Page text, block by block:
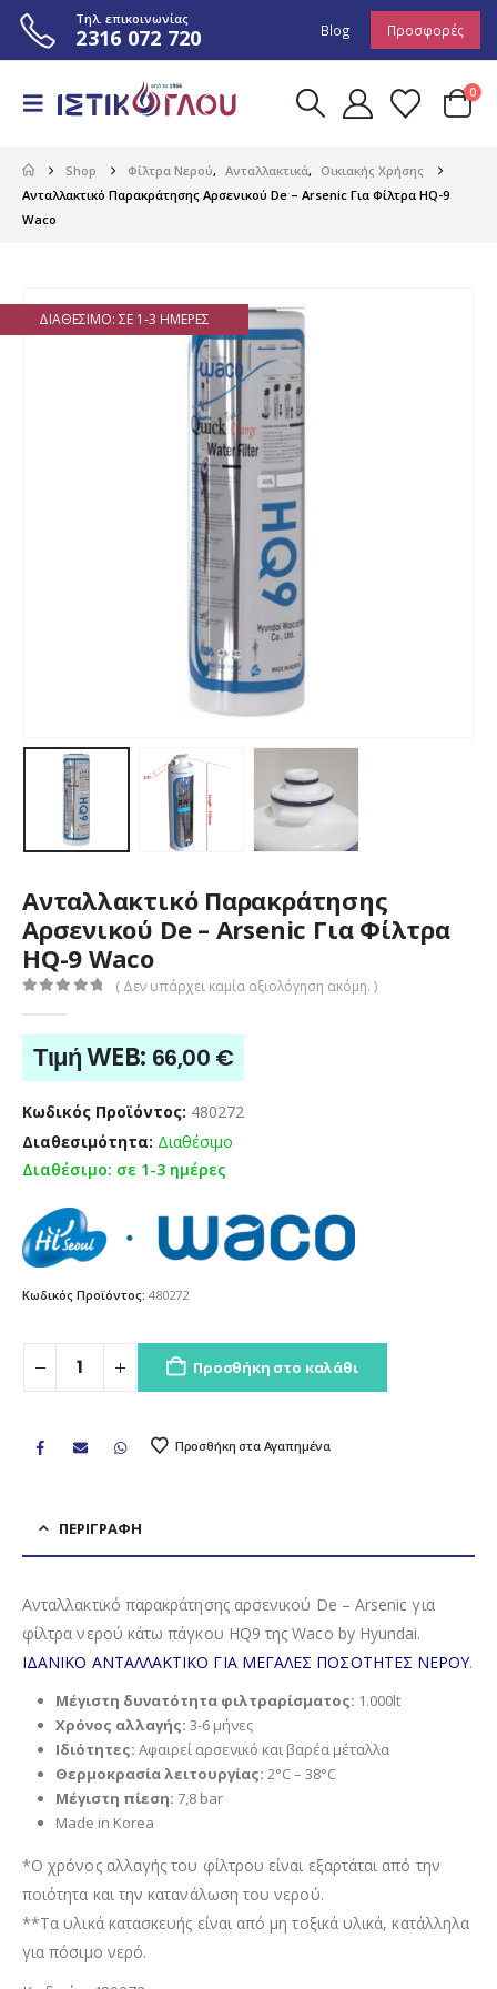
Τηλ. επικοινωνίας
2316 072 720 Blog Προσφορές
0
Shop Φίλτρα Νερού, Ανταλλακτικά, Οικιακής Χρήσης
Ανταλλακτικό Παρακράτησης Αρσενικού De – Arsenic Για Φίλτρα HQ-9
Waco
ΔΙΑΘΈΣΙΜΟ: ΣΕ 1-3 ΗΜΈΡΕΣ
Ανταλλακτικό Παρακράτησης
Αρσενικού De – Arsenic Για Φίλτρα
HQ-9 Waco
( Δεν υπάρχει καμία αξιολόγηση ακόμη. )
Τιμή WEB: 66,00 €
Κωδικός Προϊόντος: 480272
Διαθεσιμότητα: Διαθέσιμο
Διαθέσιμο: σε 1-3 ημέρες
Κωδικός Προϊόντος: 480272
Προσθήκη στο καλάθι
Προσθήκη στα Αγαπημένα
ΠΕΡΙΓΡΑΦΉ
Ανταλλακτικό παρακράτησης αρσενικού De – Arsenic για
φίλτρα νερού κάτω πάγκου HQ9 της Waco by Hyundai.
ΙΔΑΝΙΚΟ ΑΝΤΑΛΛΑΚΤΙΚΟ ΓΙΑ ΜΕΓΑΛΕΣ ΠΟΣΟΤΗΤΕΣ ΝΕΡΟΥ.
Μέγιστη δυνατότητα φιλτραρίσματος: 1.000lt
Χρόνος αλλαγής: 3-6 μήνες
Ιδιότητες: Αφαιρεί αρσενικό και βαρέα μέταλλα
Θερμοκρασία λειτουργίας: 2°C – 38°C
Μέγιστη πίεση: 7,8 bar
Made in Korea
*Ο χρόνος αλλαγής του φίλτρου είναι εξαρτάται από την
ποιότητα και την κατανάλωση του νερού.
**Τα υλικά κατασκευής είναι από μη τοξικά υλικά, κατάλληλα
για πόσιμο νερό.